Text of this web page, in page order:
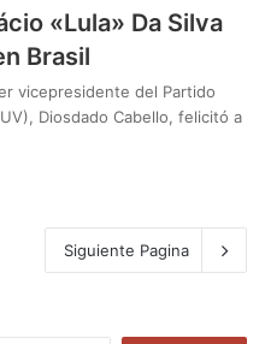
«Lula» Da Silva
Brasil
vicepresidente del Partido
Diosdado Cabello, felicitó a
Siguiente Pagina